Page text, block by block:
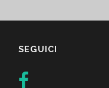
SEGUICI